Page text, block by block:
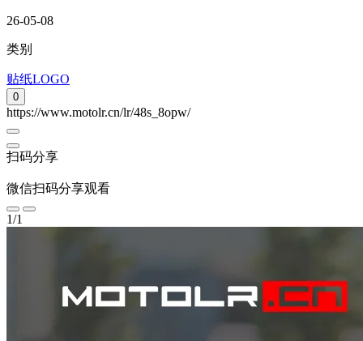
26-05-08
类别
贴纸LOGO
0
https://www.motolr.cn/lr/48s_8opw/
扫码分享
微信扫码分享观看
1/1